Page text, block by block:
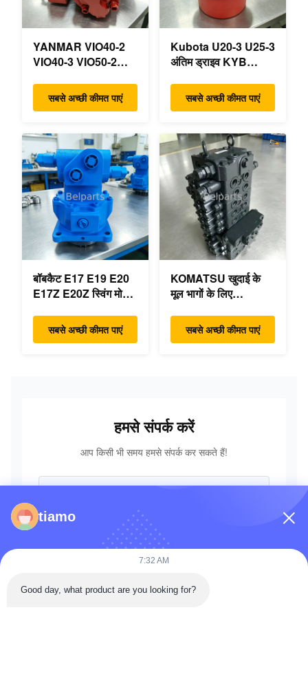
YANMAR VIO40-2
VIO40-3 VIO50-2
VIO55-3 मुख्य
हाइड्रोलिक पंप OEM
16023 B0600-16017
मिनी खुदाई
सबसे अच्छी कीमत पाएं
Kubota U20-3 U25-3
अंतिम ड्राइव KYB
OEM ट्रैवल मोटर
B0240-18076
RB559-61290
RC157-78000 मिनी
खुदाई भागों के लिए
सबसे अच्छी कीमत पाएं
बॉबकैट E17 E19 E20
E17Z E20Z स्विंग मोटर
7024419 मिनी खुदाई के
लिए
सबसे अच्छी कीमत पाएं
KOMATSU खुदाई के
मूल भागों के लिए
नियंत्रण वाल्व 723-18-
18200 723-18-18201
सबसे अच्छी कीमत पाएं
हमसे संपर्क करें
आप किसी भी समय हमसे संपर्क कर सकते हैं!
tiamo
7:32 AM
Good day, what product are you looking for?